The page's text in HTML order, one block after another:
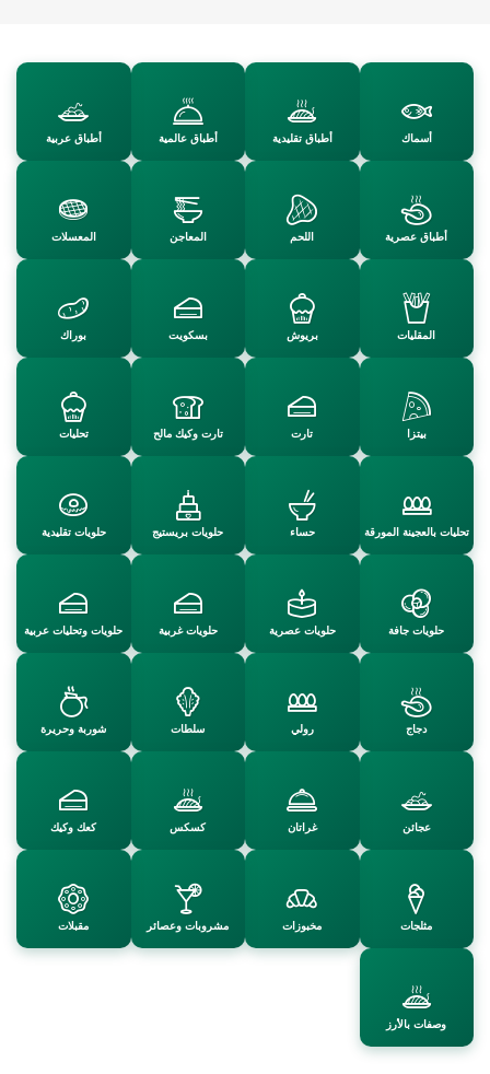
حلويات جاف… حلويات عصر… حلويات غرب… حلويات وتح…
شوربة وحري…
عجائن غراتان كسكس كعك وكيك
وصفات بالأ…
الوصفات
من نحن
اتصل بنا
أسماك أطباق تقليدية أطباق عالمية أطباق عربية
أطباق عصرية اللحم المعاجن المعسلات
المقليات بريوش بسكويت بوراك
بيتزا تارت تارت وكيك مالح تحليات
تحليات بالعجينة المورقة حساء حلويات بريستيج حلويات تقليدية
حلويات جافة حلويات عصرية حلويات غربية حلويات وتحليات عربية
دجاج رولي سلطات شوربة وحريرة
عجائن غراتان كسكس كعك وكيك
مثلجات مخبوزات مشروبات وعصائر مقبلات
وصفات بالأرز